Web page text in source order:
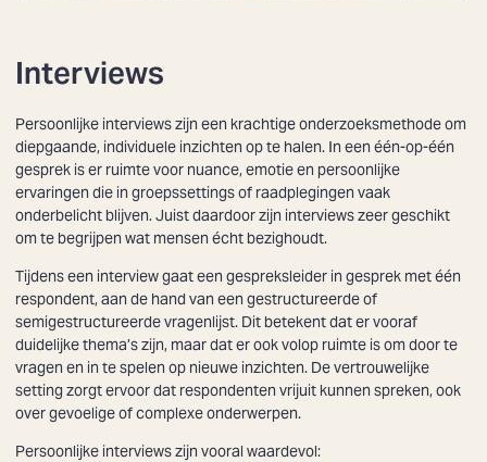
Interviews
Persoonlijke interviews zijn een krachtige onderzoeksmethode om
diepgaande, individuele inzichten op te halen. In een één-op-één
gesprek is er ruimte voor nuance, emotie en persoonlijke
ervaringen die in groepssettings of raadplegingen vaak
onderbelicht blijven. Juist daardoor zijn interviews zeer geschikt
om te begrijpen wat mensen écht bezighoudt.
Tijdens een interview gaat een gespreksleider in gesprek met één
respondent, aan de hand van een gestructureerde of
semigestructureerde vragenlijst. Dit betekent dat er vooraf
duidelijke thema’s zijn, maar dat er ook volop ruimte is om door te
vragen en in te spelen op nieuwe inzichten. De vertrouwelijke
setting zorgt ervoor dat respondenten vrijuit kunnen spreken, ook
over gevoelige of complexe onderwerpen.
Persoonlijke interviews zijn vooral waardevol: